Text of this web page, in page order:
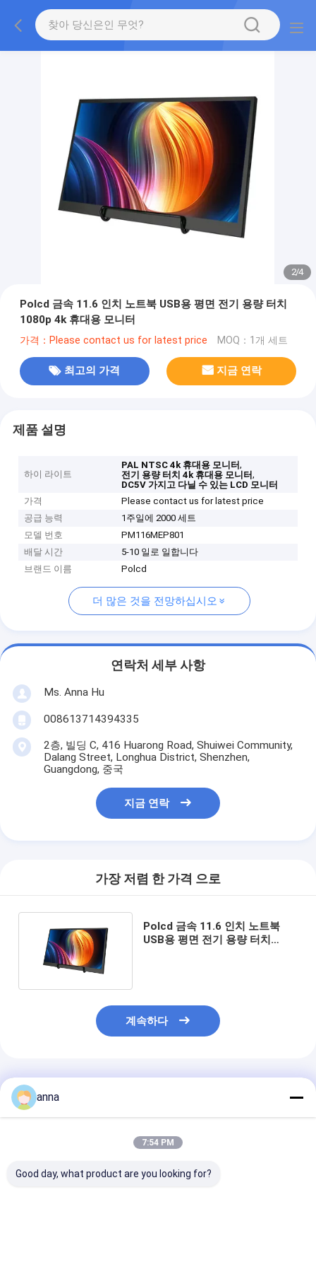
2/4
Polcd 금속 11.6 인치 노트북 USB용 평면 전기 용량 터치
1080p 4k 휴대용 모니터
가격：Please contact us for latest price MOQ：1개 세트
최고의 가격 지금 연락
제품 설명
하이 라이트
PAL NTSC 4k 휴대용 모니터,
전기 용량 터치 4k 휴대용 모니터,
DC5V 가지고 다닐 수 있는 LCD 모니터
가격
Please contact us for latest price
공급 능력
1주일에 2000 세트
모델 번호
PM116MEP801
배달 시간
5-10 일로 일합니다
브랜드 이름
Polcd
더 많은 것을 전망하십시오
연락처 세부 사항
Ms. Anna Hu
008613714394335
2층, 빌딩 C, 416 Huarong Road, Shuiwei Community,
Dalang Street, Longhua District, Shenzhen,
Guangdong, 중국
지금 연락
가장 저렴 한 가격 으로
Polcd 금속 11.6 인치 노트북
USB용 평면 전기 용량 터치
계속하다
추천된 제품
anna
7:54 PM
Good day, what product are you looking for?